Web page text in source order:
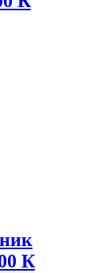
К